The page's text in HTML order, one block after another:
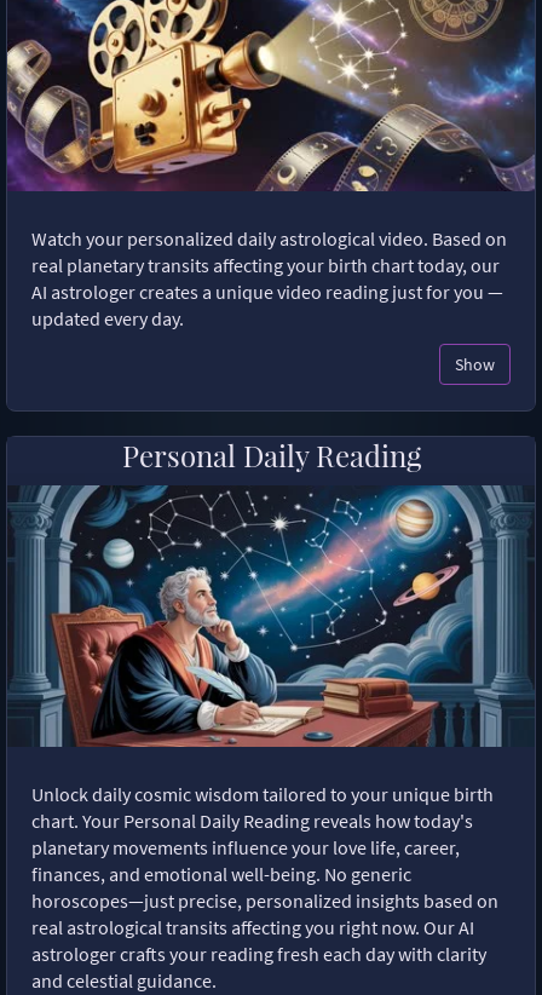
Watch your personalized daily astrological video. Based on
real planetary transits affecting your birth chart today, our
AI astrologer creates a unique video reading just for you —
updated every day.
Show
Personal Daily Reading
Unlock daily cosmic wisdom tailored to your unique birth
chart. Your Personal Daily Reading reveals how today's
planetary movements influence your love life, career,
finances, and emotional well-being. No generic
horoscopes—just precise, personalized insights based on
real astrological transits affecting you right now. Our AI
astrologer crafts your reading fresh each day with clarity
and celestial guidance.